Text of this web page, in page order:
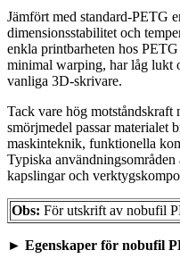
Jämfört med standard-PETG
dimensionsstabilitet och
enkla printbarheten hos
minimal warping, har låg lukt
vanliga 3D-skrivare.
Tack vare hög
smörjmedel passar materialet
maskinteknik, funktionella
Typiska
kapslingar och
Obs: För utskrift av nobufil
► Egenskaper för nobufil